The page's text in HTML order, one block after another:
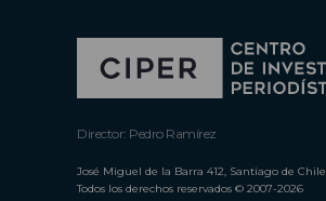
Director: Pedro Ramírez
José Miguel de la Barra 412, Santiago de Chile
Todos los derechos reservados © 2007-2026